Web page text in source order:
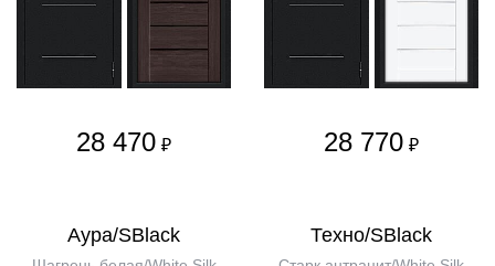
28 470 ₽ 28 770 ₽
Аура/SBlack Техно/SBlack